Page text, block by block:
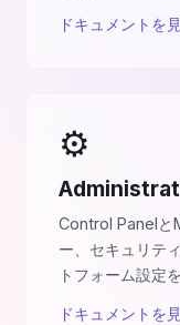
ドキュメントを
⚙️
Control Panelと
ー、セキュリテ
トフォーム設定
ドキュメントを